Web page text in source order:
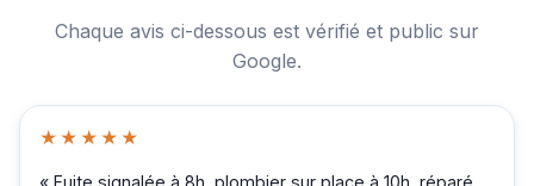
Chaque avis ci-dessous est vérifié et public sur
Google.
★★★★★
« Fuite signalée à 8h, plombier sur place à 10h, réparé